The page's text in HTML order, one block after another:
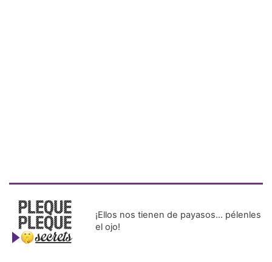
¡Ellos nos tienen de payasos… pélenles
el ojo!